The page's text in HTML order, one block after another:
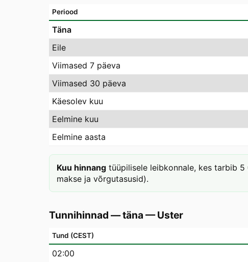
Periood
Täna
Eile
Viimased 7 päeva
Viimased 30 päeva
Käesolev kuu
Eelmine kuu
Eelmine aasta
Kuu hinnang tüüpilisele leibkonnale, kes tarbib
makse ja võrgutasusid).
Tunnihinnad — täna —Uster
Tund (CEST)
02:00